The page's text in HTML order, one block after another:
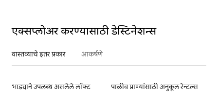
एक्सप्लोअर करण्यासाठी डेस्टिनेशन्स
वास्तव्याचे इतर प्रकार आकर्षणे
भाड्याने उपलब्ध असलेले लॉफ्ट
पाळीव प्राण्यांसाठी अनुकूल रेन्टल्स